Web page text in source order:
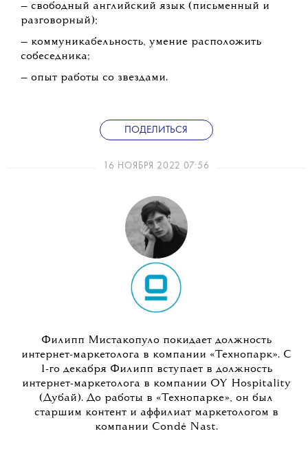
— свободный английский язык (письменный и
разговорный);
— коммуникабельность, умение расположить
собеседника;
— опыт работы со звездами.
ПОДЕЛИТЬСЯ
16 НОЯБРЯ 2022 07:56
Филипп Мистакопуло покидает должность
интернет-маркетолога в компании «Технопарк». С
1-го декабря Филипп вступает в должность
интернет-маркетолога в компании OY Hospitality
(Дубай). До работы в «Технопарке», он был
старшим контент и аффилиат маркетологом в
компании Condé Nast.